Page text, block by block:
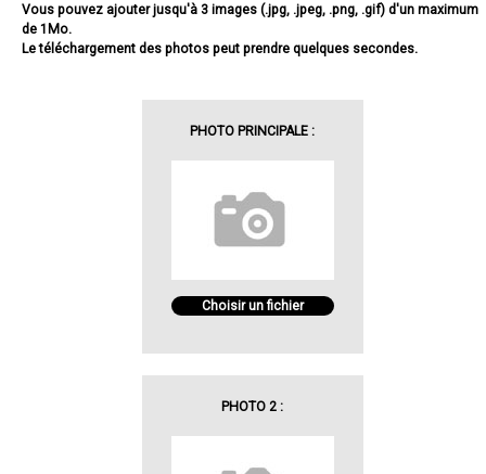
Vous pouvez ajouter jusqu'à 3 images (.jpg, .jpeg, .png, .gif) d'un maximum
de 1Mo.
Le téléchargement des photos peut prendre quelques secondes.
PHOTO PRINCIPALE :
Choisir un fichier
PHOTO 2 :